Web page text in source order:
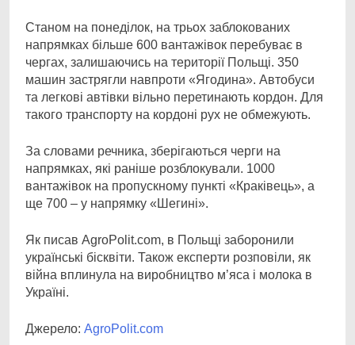
Станом на понеділок, на трьох заблокованих
напрямках більше 600 вантажівок перебуває в
чергах, залишаючись на території Польщі. 350
машин застрягли навпроти «Ягодина». Автобуси
та легкові автівки вільно перетинають кордон. Для
такого транспорту на кордоні рух не обмежують.
За словами речника, зберігаються черги на
напрямках, які раніше розблокували. 1000
вантажівок на пропускному пункті «Краківець», а
ще 700 – у напрямку «Шегині».
Як писав AgroPolit.com, в Польщі заборонили
українські бісквіти. Також експерти розповіли, як
війна вплинула на виробництво м’яса і молока в
Україні.
Джерело: AgroPolit.com